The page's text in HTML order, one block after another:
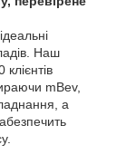
Наш
mBev,
а